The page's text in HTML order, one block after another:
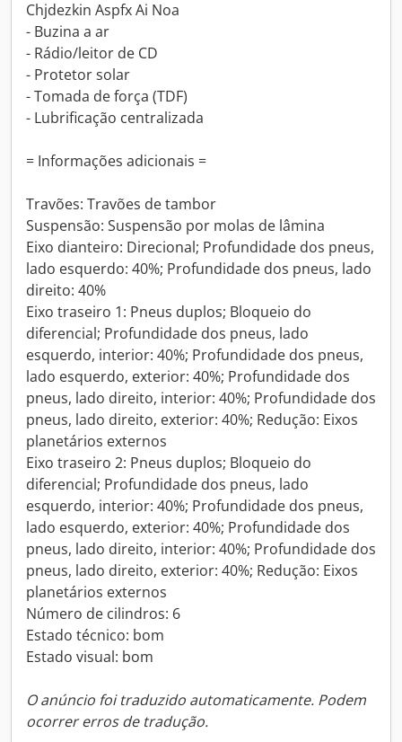
Chjdezkin Aspfx Ai Noa
- Buzina a ar
- Rádio/leitor de CD
- Protetor solar
- Tomada de força (TDF)
- Lubrificação centralizada
= Informações adicionais =
Travões: Travões de tambor
Suspensão: Suspensão por molas de lâmina
Eixo dianteiro: Direcional; Profundidade dos pneus,
lado esquerdo: 40%; Profundidade dos pneus, lado
direito: 40%
Eixo traseiro 1: Pneus duplos; Bloqueio do
diferencial; Profundidade dos pneus, lado
esquerdo, interior: 40%; Profundidade dos pneus,
lado esquerdo, exterior: 40%; Profundidade dos
pneus, lado direito, interior: 40%; Profundidade dos
pneus, lado direito, exterior: 40%; Redução: Eixos
planetários externos
Eixo traseiro 2: Pneus duplos; Bloqueio do
diferencial; Profundidade dos pneus, lado
esquerdo, interior: 40%; Profundidade dos pneus,
lado esquerdo, exterior: 40%; Profundidade dos
pneus, lado direito, interior: 40%; Profundidade dos
pneus, lado direito, exterior: 40%; Redução: Eixos
planetários externos
Número de cilindros: 6
Estado técnico: bom
Estado visual: bom
O anúncio foi traduzido automaticamente. Podem
ocorrer erros de tradução.